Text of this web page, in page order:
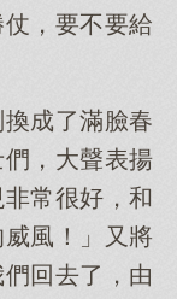
，要不要給
成了滿臉春
，大聲表揚
常很好，和
風！」又將
回去了，由